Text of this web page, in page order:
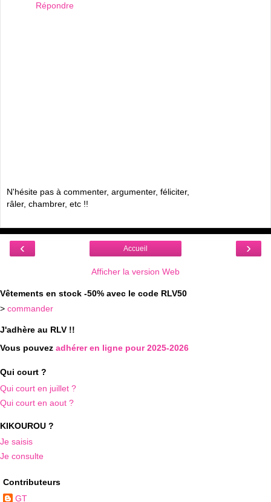
Répondre
N'hésite pas à commenter, argumenter, féliciter,
râler, chambrer, etc !!
‹ ›
Accueil
Afficher la version Web
Vêtements en stock -50% avec le code RLV50
> commander
J'adhère au RLV !!
Vous pouvez adhérer en ligne pour 2025-2026
Qui court ?
Qui court en juillet ?
Qui court en aout ?
KIKOUROU ?
Je saisis
Je consulte
Contributeurs
GT